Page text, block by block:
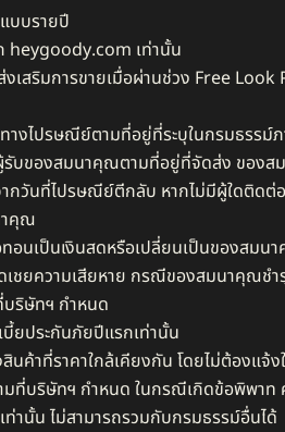
บบรายปี​
heygoody.com เท่านั้น​
เสริมการขายเมื่อผ่านช่วง Free
งไปรษณีย์ตามที่อยู่ที่ระบุในกรมธรรม์
ผู้รับของสมนาคุณตามที่อยู่ที่จัดส่ง ของ
ากวันที่ไปรษณีย์ตีกลับ หากไม่มีผู้ใดติดต่
าคุณ​
นเป็นเงินสดหรือเปลี่ยนเป็นของสมน
ชยความเสียหาย กรณีของสมนาคุณช
บริษัทฯ กำหนด​
บี้ยประกันภัยปีแรกเท่านั้น​
ค้าที่ราคาใกล้เคียงกัน โดยไม่ต้องแจ้ง
ามที่บริษัทฯ กำหนด ในกรณีเกิดข้อพิพ
านั้น ไม่สามารถรวมกับกรมธรรม์อื่นได้